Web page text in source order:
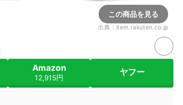
この商品を見る
出典： item.rakuten.co.jp
Amazon
12,915円
ヤフー